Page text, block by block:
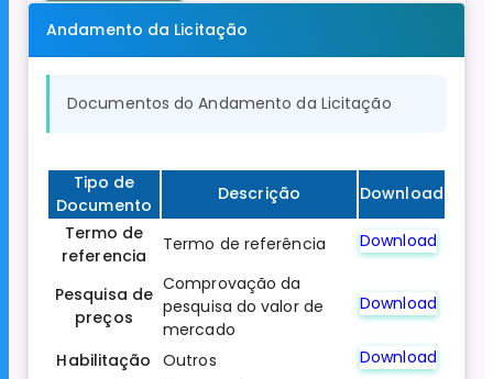
Andamento da Licitação
Documentos do Andamento da Licitação
Tipo de
Documento
Descrição
Download
Termo de
referencia
Termo de referência Download
Pesquisa de
preços
Comprovação da
pesquisa do valor de
mercado
Download
Habilitação Outros Download